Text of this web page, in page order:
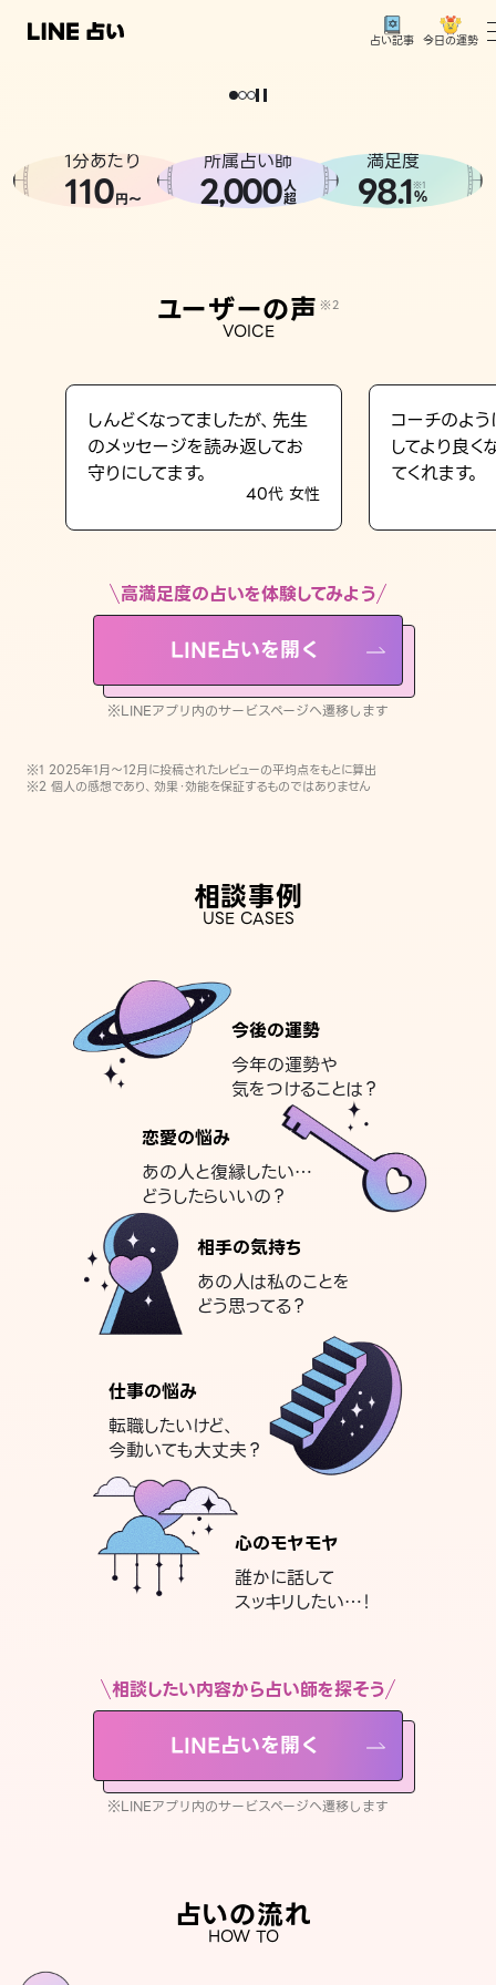
占い記事 今日の運勢
相談事例
LINE占いを開く
※LINEアプリ内のサービスページへ遷移します
どうせなら
。
1分あたり
110円〜
所属占い師
2,000人
超
満足度
98.1※1
%
ユーザーの声 ※2
VOICE
しんどくなってましたが、先生
のメッセージを読み返してお
守りにしてます。
40代 女性
コーチのよ
してより良
てくれます。
高満足度の占いを体験してみよう
LINE占いを開く
※LINEアプリ内のサービスページへ遷移します
※1 2025年1月〜12月に投稿されたレビューの平均点をもとに算出
※2 個人の感想であり、効果・効能を保証するものではありません
相談事例
USE CASES
今後の運勢
今年の運勢や
気をつけることは？
恋愛の悩み
あの人と復縁したい…
どうしたらいいの？
相手の気持ち
あの人は私のことを
どう思ってる？
仕事の悩み
転職したいけど、
今動いても大丈夫？
心のモヤモヤ
誰かに話して
スッキリしたい…！
相談したい内容から占い師を探そう
LINE占いを開く
※LINEアプリ内のサービスページへ遷移します
占いの流れ
HOW TO